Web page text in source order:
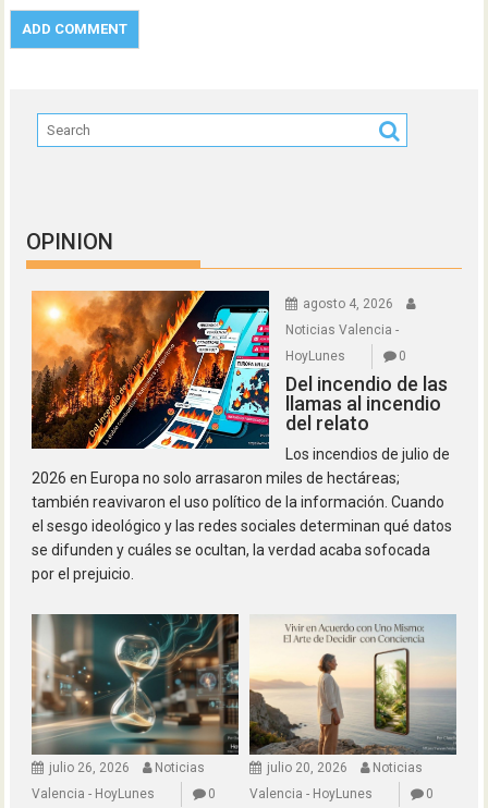
OPINION
agosto 4, 2026
Noticias Valencia -
HoyLunes
0
Del incendio de las
llamas al incendio
del relato
Los incendios de julio de
2026 en Europa no solo arrasaron miles de hectáreas;
también reavivaron el uso político de la información. Cuando
el sesgo ideológico y las redes sociales determinan qué datos
se difunden y cuáles se ocultan, la verdad acaba sofocada
por el prejuicio.
julio 26, 2026
Noticias
Valencia - HoyLunes
0
julio 20, 2026
Noticias
Valencia - HoyLunes
0